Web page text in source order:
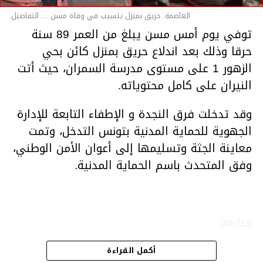
العاصمة: حريق بمنزل يتسبب في وفاة مسن ... التفاصيل
توفي يوم أمس مسن يبلغ من العمر 89 سنة
حرقا وذلك بعد اندلاع حريق بمنزل كائن بحي
الزهور 1 على مستوى مدرسة السمران، حيث أتت
النيران على كامل محتوياته.
وقد تدخلت فرق النجدة و الإطفاء التابعة للإدارة
الجهوية للحماية المدنية بتونس التدخل، وتمت
معاينة الجثة وتسليمها إلى أعوان الأمن الوطني،
وفق المتحدث باسم الحماية المدنية.
أكمل القراءة